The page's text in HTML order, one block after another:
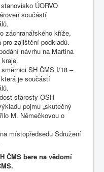
ÚORVO
součástí
záchranářského kříže,
zajištění podkladů.
návrhu na Martina
SH ČMS I/18 –
je součástí
starosty OSH
pojmu „skutečný
M. Němečkovou o
místopředsedu Sdružení
ČMS bere na vědomí